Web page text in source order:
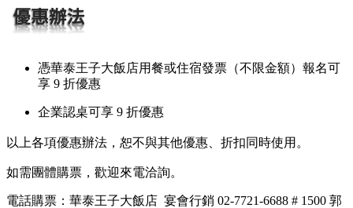
憑華泰王子大飯店用餐或住宿發票（不限金額）報名可
享 9 折優惠
企業認桌可享 9 折優惠
以上各項優惠辦法，恕不與其他優惠、折扣同時使用。
如需團體購票，歡迎來電洽詢。
電話購票：華泰王子大飯店 宴會行銷 02-7721-6688 # 1500 郭